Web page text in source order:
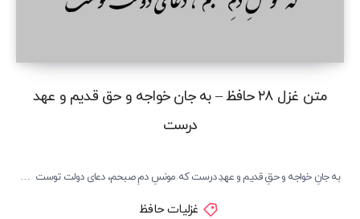
متن غزل ۲۸ حافظ – به جان خواجه و حق قدیم و عهد
درست
به جانِ خواجه و حقِ قدیم و عهدِ درست که مونسِ دمِ صبحم، دعای دولت توست …
غزلیات حافظ